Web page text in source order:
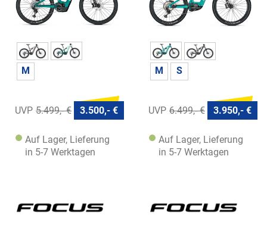
M
5.499,- € 3.500,- €
Auf Lager, Lieferung
in 5-7 Werktagen
M S
6.499,- € 3.950,- €
Auf Lager, Lieferung
in 5-7 Werktagen